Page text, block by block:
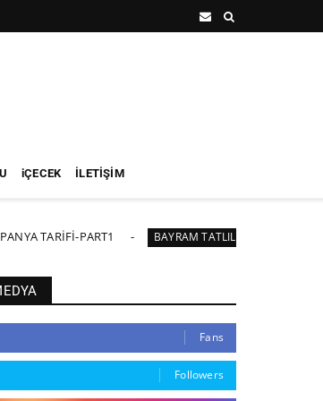
iÇECEK İLETİŞİM
PART1 BAYRAM TATLILARI İRMİK HELVASI
Fans
Followers